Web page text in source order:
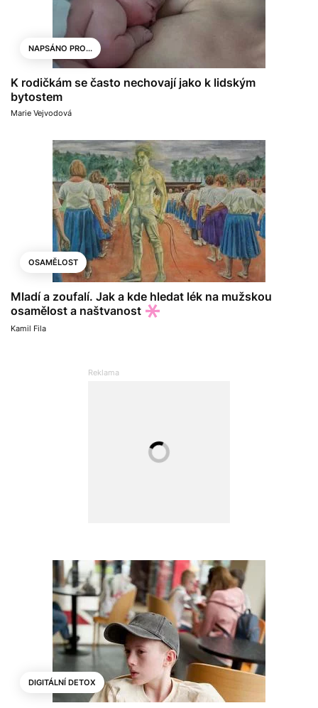
NAPSÁNO PRO...
K rodičkám se často nechovají jako k lidským
bytostem
Marie Vejvodová
OSAMĚLOST
Mladí a zoufalí. Jak a kde hledat lék na mužskou
osamělost a naštvanost
Kamil Fila
DIGITÁLNÍ DETOX